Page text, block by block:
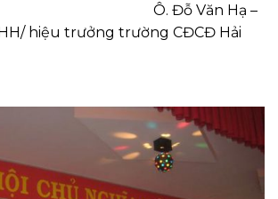
Văn Hạ –
hiệu trưởng trường CĐCĐ Hải